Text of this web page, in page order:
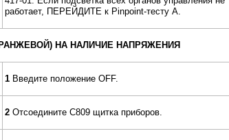
работает, ПЕРЕЙДИТЕ к Pinpoint-тесту A.
НА НАЛИЧИЕ НАПРЯЖЕНИЯ
1 Введите положение OFF.
2 Отсоедините C809 щитка приборов.